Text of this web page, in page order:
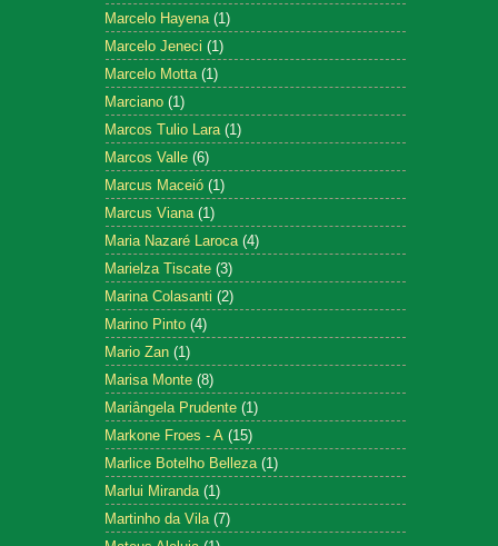
Marcelo Hayena (1)
Marcelo Jeneci (1)
Marcelo Motta (1)
Marciano (1)
Marcos Tulio Lara (1)
Marcos Valle (6)
Marcus Maceió (1)
Marcus Viana (1)
Maria Nazaré Laroca (4)
Marielza Tiscate (3)
Marina Colasanti (2)
Marino Pinto (4)
Mario Zan (1)
Marisa Monte (8)
Mariângela Prudente (1)
Markone Froes - A (15)
Marlice Botelho Belleza (1)
Marlui Miranda (1)
Martinho da Vila (7)